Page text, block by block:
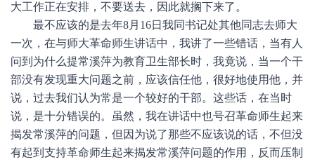
大工作正在安排，不要送去，因此就搁下来了。
最不应该的是去年8月16日我同书记处其他同志去师大
一次，在与师大革命师生讲话中，我讲了一些错话，当有人
问到为什么提常溪萍为教育卫生部长时，我竟说，当一个干
部没有发现重大问题之前，应该信任他，很好地使用他，并
说，过去我们认为常是一个较好的干部。这些话，在当时
说，是十分错误的。虽然，我在讲话中也号召革命师生起来
揭发常溪萍的问题，但因为说了那些不应该说的话，不但没
有起到支持革命师生起来揭发常溪萍问题的作用，反而压制